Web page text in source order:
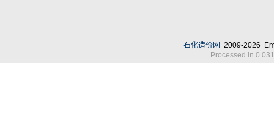
石化造价网 2009-2026
Processed in